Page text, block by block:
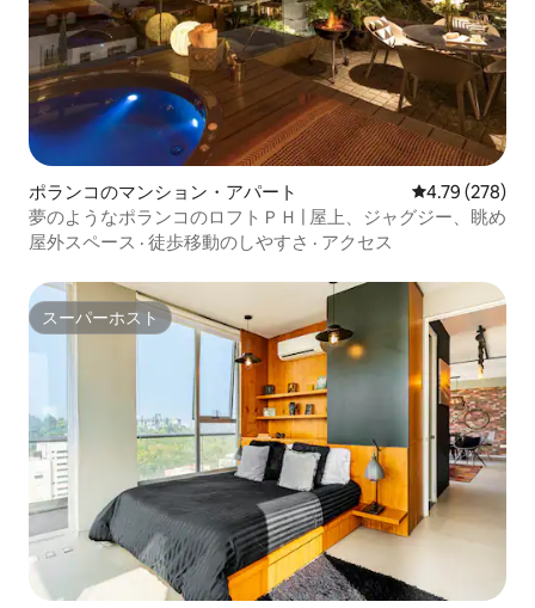
ポランコのマンション・アパート レビュー278
4.79 (278)
夢のようなポランコのロフトＰＨ | 屋上、ジャグジー、眺め
屋外スペース · 徒歩移動のしやすさ · アクセス
スーパーホスト
スーパーホスト